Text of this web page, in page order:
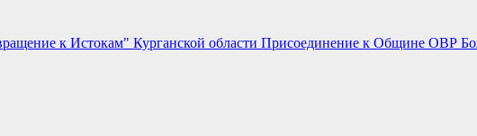
к Истокам" Курганской области Присоединение к Общине ОВР